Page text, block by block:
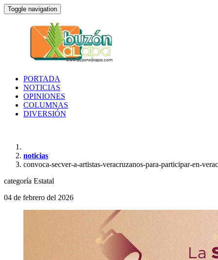
Toggle navigation
PORTADA
NOTICIAS
OPINIONES
COLUMNAS
DIVERSIÓN
noticias
convoca-secver-a-artistas-veracruzanos-para-participar-en-
categoría Estatal
04 de febrero del 2026